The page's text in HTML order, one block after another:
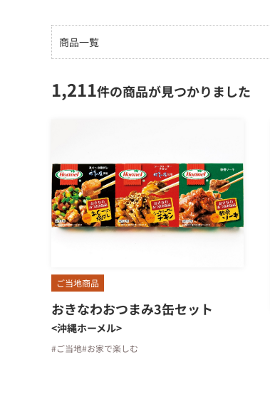
商品一覧
1,211件の商品が見つかりました
ご当地商品
おきなわおつまみ3缶セット
<沖縄ホーメル>
#ご当地#お家で楽しむ